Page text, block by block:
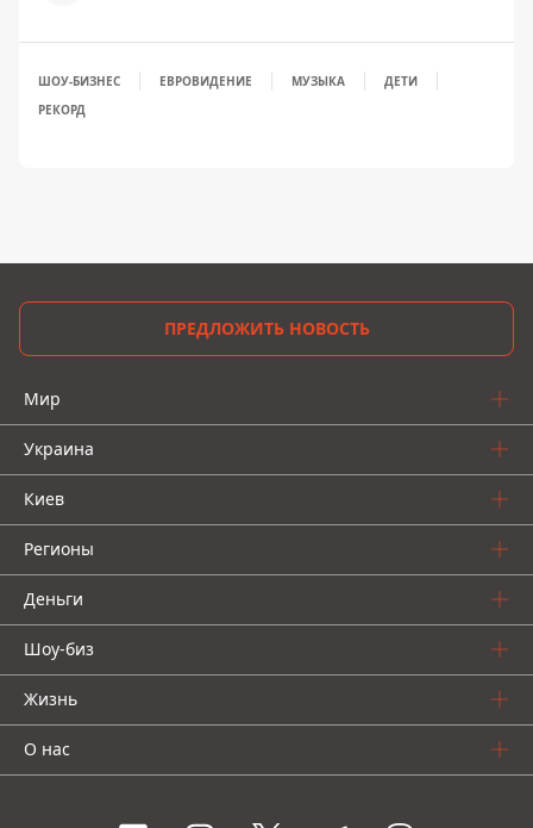
ШОУ-БИЗНЕС ЕВРОВИДЕНИЕ МУЗЫКА
ДЕТИ
РЕКОРД
ПРЕДЛОЖИТЬ НОВОСТЬ
Мир
Украина
Киев
Регионы
Деньги
Шоу-биз
Жизнь
О нас